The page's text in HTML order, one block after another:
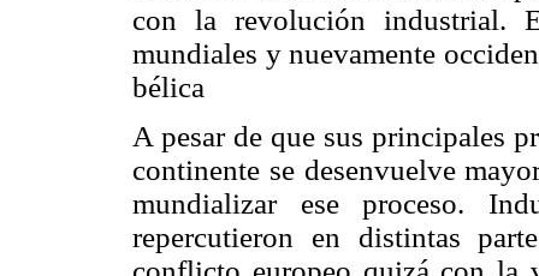
con la revolución industrial.
mundiales y nuevamente
bélica
A pesar de que sus principales
continente se desenvuelve
mundializar ese proceso.
repercutieron en distintas